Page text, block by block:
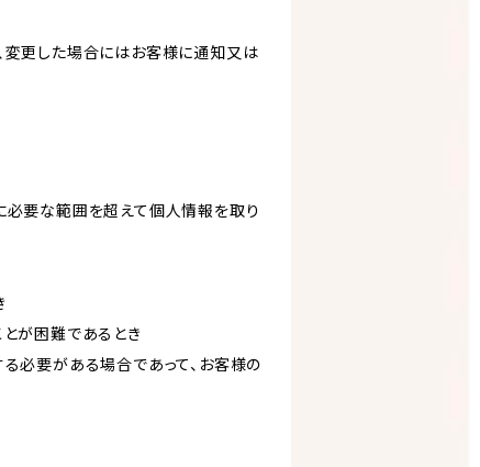
変更した場合にはお客様に通知又は
必要な範囲を超えて個人情報を取り
が困難であるとき
必要がある場合であって、お客様の